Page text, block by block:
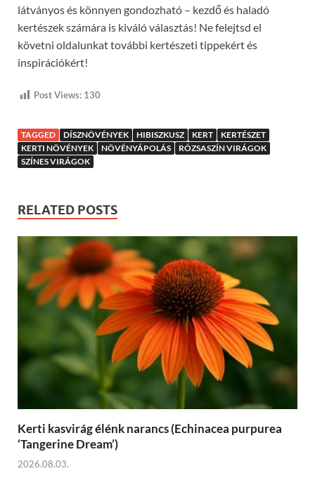
látványos és könnyen gondozható – kezdő és haladó
kertészek számára is kiváló választás! Ne felejtsd el
követni oldalunkat további kertészeti tippekért és
inspirációkért!
Post Views: 130
TAGGED DÍSZNÖVÉNYEK HIBISZKUSZ KERT
KERTÉSZET
KERTI NÖVÉNYEK
NÖVÉNYÁPOLÁS
RÓZSASZÍN VIRÁGOK
SZÍNES VIRÁGOK
RELATED POSTS
Kerti kasvirág élénk narancs (Echinacea purpurea
‘Tangerine Dream’)
2026.08.03.